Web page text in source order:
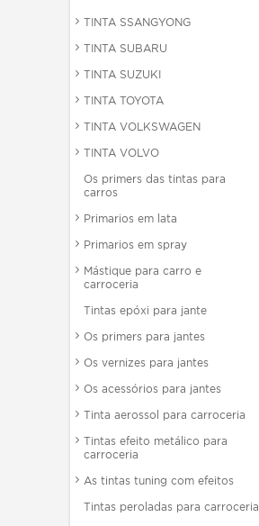
TINTA SSANGYONG
TINTA SUBARU
TINTA SUZUKI
TINTA TOYOTA
TINTA VOLKSWAGEN
TINTA VOLVO
Os primers das tintas para
carros
Primarios em lata
Primarios em spray
Mástique para carro e
carroceria
Tintas epóxi para jante
Os primers para jantes
Os vernizes para jantes
Os acessórios para jantes
Tinta aerossol para carroceria
Tintas efeito metálico para
carroceria
As tintas tuning com efeitos
Tintas peroladas para carroceria